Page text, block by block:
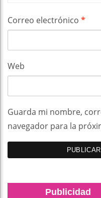
Correo electrónico *
Web
Guarda mi nombre,
navegador para la
Publicidad